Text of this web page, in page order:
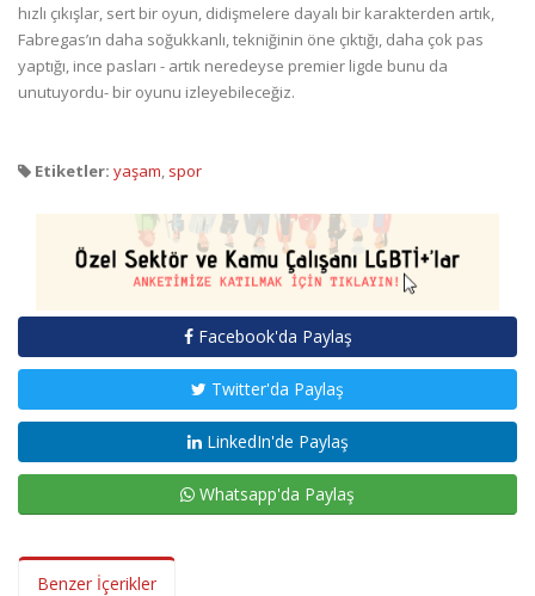
hızlı çıkışlar, sert bir oyun, didişmelere dayalı bir karakterden artık,
Fabregas’ın daha soğukkanlı, tekniğinin öne çıktığı, daha çok pas
yaptığı, ince pasları - artık neredeyse premier ligde bunu da
unutuyordu- bir oyunu izleyebileceğiz.
Etiketler: yaşam, spor
Facebook'da Paylaş
Twitter'da Paylaş
LinkedIn'de Paylaş
Whatsapp'da Paylaş
Benzer İçerikler